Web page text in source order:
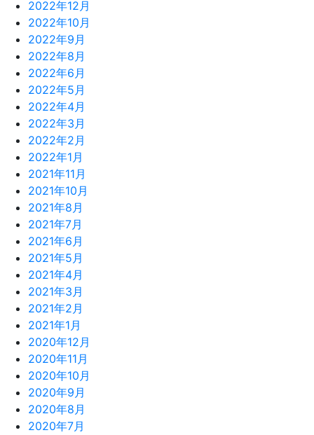
2022年12月
2022年10月
2022年9月
2022年8月
2022年6月
2022年5月
2022年4月
2022年3月
2022年2月
2022年1月
2021年11月
2021年10月
2021年8月
2021年7月
2021年6月
2021年5月
2021年4月
2021年3月
2021年2月
2021年1月
2020年12月
2020年11月
2020年10月
2020年9月
2020年8月
2020年7月